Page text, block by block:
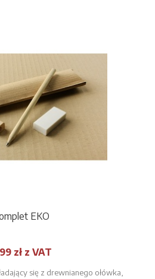
EKO
zł z VAT
się z drewnianego ołówka,